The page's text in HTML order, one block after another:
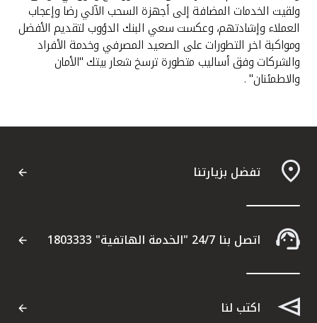
ولقيت الخدمات المضافة إلى أجهزة السحب الآلي رضا وإعجاب
العملاء وإشادتهم، وعكست سعي البنك الدؤوب لتقديم الأفضل
ومواكبة اخر التطورات على الصعيد المصرفي وخدمة الأفراد
والشركات وفق أساليب متطورة ترسخ شعار بيتك "الأمان
والاطمئنان" .
تفضل بزيارتنا
اتصل بنا 24/7 "الخدمة الهاتفية" 1803333
اكتب لنا